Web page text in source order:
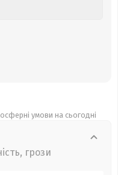
умови на сьогодні
грози